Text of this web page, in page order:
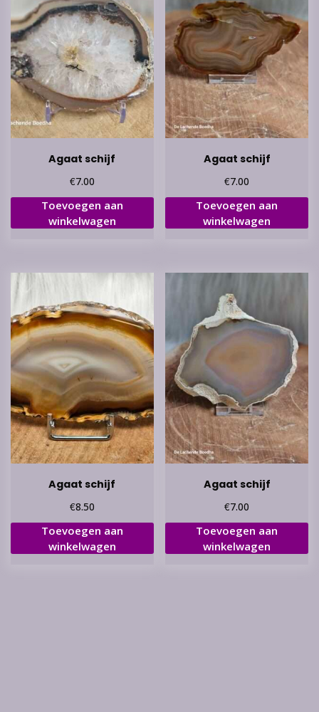
Agaat schijf
€7.00
Toevoegen aan
winkelwagen
Agaat schijf
€7.00
Toevoegen aan
winkelwagen
Agaat schijf
€8.50
Toevoegen aan
winkelwagen
Agaat schijf
€7.00
Toevoegen aan
winkelwagen